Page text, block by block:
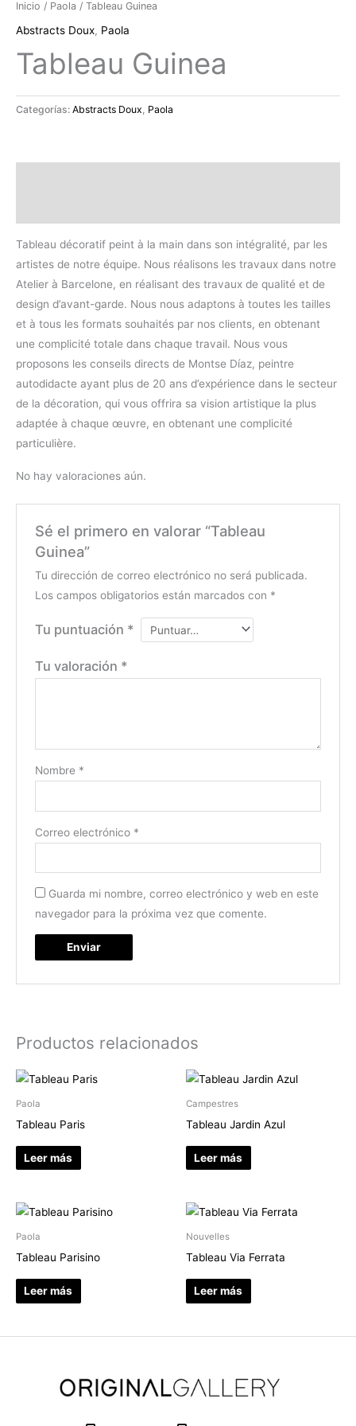
Inicio / Paola / Tableau Guinea
Abstracts Doux, Paola
Tableau Guinea
Categorías: Abstracts Doux Paola
Tableau décoratif peint à la main dans son intégralité, par les
artistes de notre équipe. Nous réalisons les travaux dans notre
Atelier à Barcelone, en réalisant des travaux de qualité et de
design d’avant-garde. Nous nous adaptons à toutes les tailles
et à tous les formats souhaités par nos clients, en obtenant
une complicité totale dans chaque travail. Nous vous
proposons les conseils directs de Montse Díaz, peintre
autodidacte ayant plus de 20 ans d’expérience dans le secteur
de la décoration, qui vous offrira sa vision artistique la plus
adaptée à chaque œuvre, en obtenant une complicité
particulière.
No hay valoraciones aún.
Sé el primero en valorar “Tableau
Guinea”
Tu dirección de correo electrónico no será publicada.
Los campos obligatorios están marcados con *
Tu puntuación *
Tu valoración *
Nombre *
Correo electrónico *
Guarda mi nombre, correo electrónico y web en este
navegador para la próxima vez que comente.
Productos relacionados
Paola
Tableau Paris
Leer más
Campestres
Tableau Jardin Azul
Leer más
Paola
Tableau Parisino
Leer más
Nouvelles
Tableau Via Ferrata
Leer más